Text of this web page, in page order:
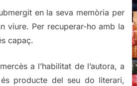
en la seva memòria per
viure. Per recuperar-ho amb la
capaç.
a l’habilitat de l’autora, a
producte del seu do literari,